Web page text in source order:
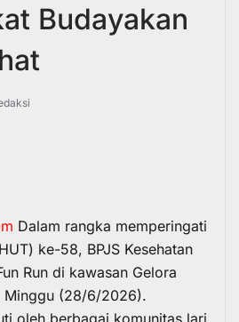
Budayakan
Dalam rangka memperingati
ke-58, BPJS Kesehatan
Run di kawasan Gelora
Minggu (28/6/2026).
oleh berbagai komunitas lari